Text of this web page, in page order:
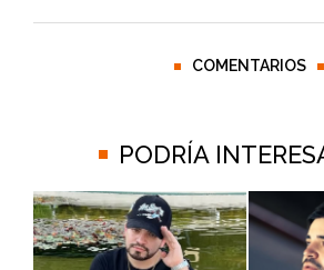
COMENTARIOS
PODRÍA